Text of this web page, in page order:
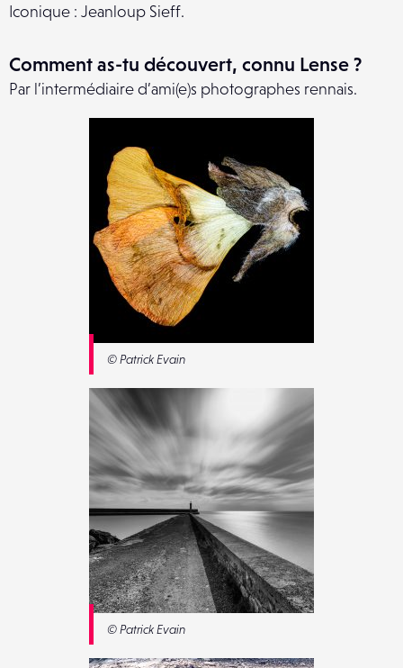
Iconique : Jeanloup Sieff.
Comment as-tu découvert, connu Lense ?
Par l’intermédiaire d’ami(e)s photographes rennais.
© Patrick Evain
© Patrick Evain